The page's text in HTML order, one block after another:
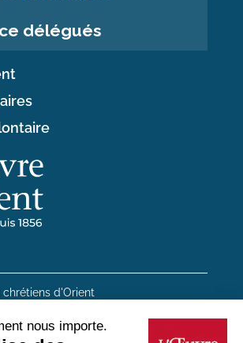
délégués
chrétiens d'Orient
75006 Paris